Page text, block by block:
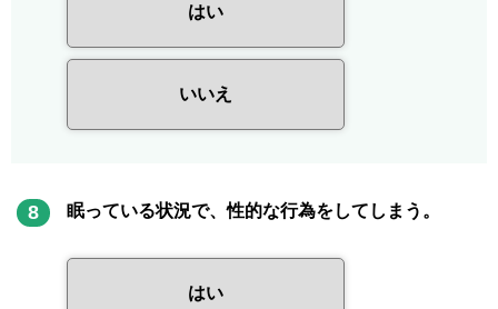
はい
いいえ
8 眠っている状況で、性的な行為をしてしまう。
はい